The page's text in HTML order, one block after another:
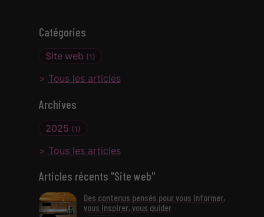
Catégories
Site web (1)
Tous les articles
Archives
2025 (1)
Tous les articles
Articles récents "Site web"
Des contenus pensés pour vous informer,
vous inspirer, vous guider